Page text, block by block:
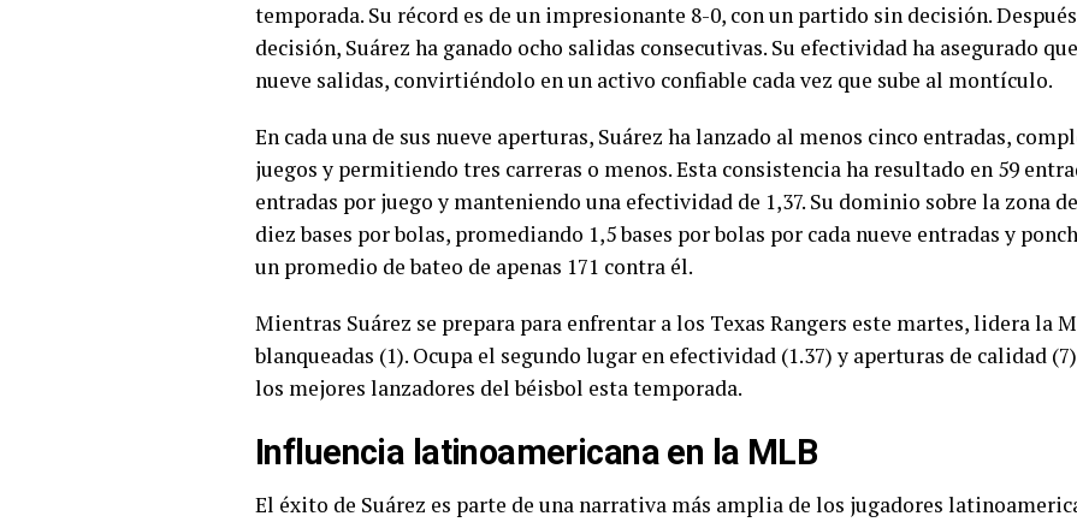
temporada. Su récord es de un impresionante 8-0, con un partido sin decisión.
decisión, Suárez ha ganado ocho salidas consecutivas. Su efectividad ha asegurado
nueve salidas, convirtiéndolo en un activo confiable cada vez que sube al montículo.
En cada una de sus nueve aperturas, Suárez ha lanzado al menos cinco entradas,
juegos y permitiendo tres carreras o menos. Esta consistencia ha resultado en 59
entradas por juego y manteniendo una efectividad de 1,37. Su dominio sobre la zona
diez bases por bolas, promediando 1,5 bases por bolas por cada nueve entradas y
un promedio de bateo de apenas 171 contra él.
Mientras Suárez se prepara para enfrentar a los Texas Rangers este martes, lidera la
blanqueadas (1). Ocupa el segundo lugar en efectividad (1.37) y aperturas de calidad
los mejores lanzadores del béisbol esta temporada.
Influencia latinoamericana en la MLB
El éxito de Suárez es parte de una narrativa más amplia de los jugadores